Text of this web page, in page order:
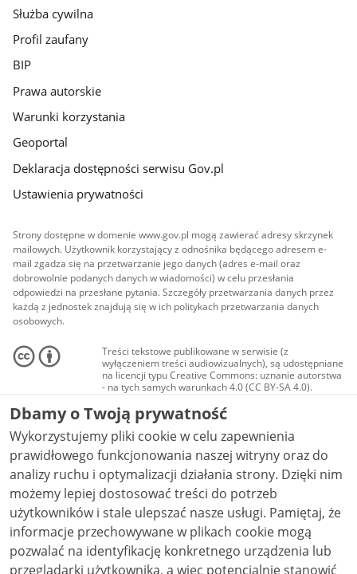
Służba cywilna
Profil zaufany
BIP
Prawa autorskie
Warunki korzystania
Geoportal
Deklaracja dostępności serwisu Gov.pl
Ustawienia prywatności
Strony dostępne w domenie www.gov.pl mogą zawierać adresy skrzynek
mailowych. Użytkownik korzystający z odnośnika będącego adresem e-
mail zgadza się na przetwarzanie jego danych (adres e-mail oraz
dobrowolnie podanych danych w wiadomości) w celu przesłania
odpowiedzi na przesłane pytania. Szczegóły przetwarzania danych przez
każdą z jednostek znajdują się w ich politykach przetwarzania danych
osobowych.
Treści tekstowe publikowane w serwisie (z
wyłączeniem treści audiowizualnych), są udostępniane
na licencji typu Creative Commons: uznanie autorstwa
- na tych samych warunkach 4.0 (CC BY-SA 4.0).
Materiały audiowizualne, w tym zdjęcia, materiały
audio i wideo, są udostępniane na licencji typu
Creative Commons: uznanie autorstwa użycie
niekomercyjne - bez utworów zależnych 4.0 (CC BY-
NC-ND 4.0), o ile nie jest to stwierdzone inaczej.
Dbamy o Twoją prywatność
Wykorzystujemy pliki cookie w celu zapewnienia
prawidłowego funkcjonowania naszej witryny oraz do
analizy ruchu i optymalizacji działania strony. Dzięki nim
możemy lepiej dostosować treści do potrzeb
użytkowników i stale ulepszać nasze usługi. Pamiętaj, że
informacje przechowywane w plikach cookie mogą
pozwalać na identyfikację konkretnego urządzenia lub
przeglądarki użytkownika, a więc potencjalnie stanowić